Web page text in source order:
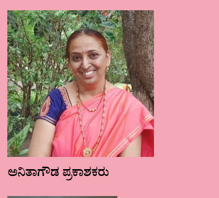
ಅನಿತಾಗೌಡ ಪ್ರಕಾಶಕರು